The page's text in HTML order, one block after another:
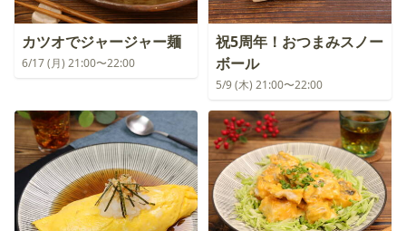
カツオでジャージャー麺
6/17 (月) 21:00〜22:00
祝5周年！おつまみスノー
ボール
5/9 (木) 21:00〜22:00